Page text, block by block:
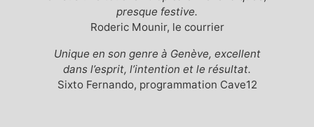
presque festive.
Roderic Mounir, le courrier
Unique en son genre à Genève, excellent
dans l’esprit, l’intention et le résultat.
Sixto Fernando, programmation Cave12